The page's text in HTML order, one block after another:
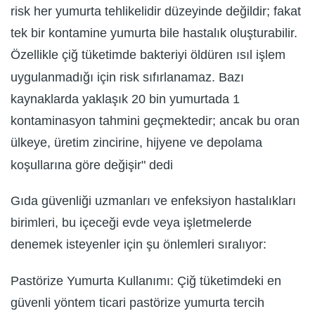
risk her yumurta tehlikelidir düzeyinde değildir; fakat
tek bir kontamine yumurta bile hastalık oluşturabilir.
Özellikle çiğ tüketimde bakteriyi öldüren ısıl işlem
uygulanmadığı için risk sıfırlanamaz. Bazı
kaynaklarda yaklaşık 20 bin yumurtada 1
kontaminasyon tahmini geçmektedir; ancak bu oran
ülkeye, üretim zincirine, hijyene ve depolama
koşullarına göre değişir" dedi
Gıda güvenliği uzmanları ve enfeksiyon hastalıkları
birimleri, bu içeceği evde veya işletmelerde
denemek isteyenler için şu önlemleri sıralıyor:
Pastörize Yumurta Kullanımı: Çiğ tüketimdeki en
güvenli yöntem ticari pastörize yumurta tercih